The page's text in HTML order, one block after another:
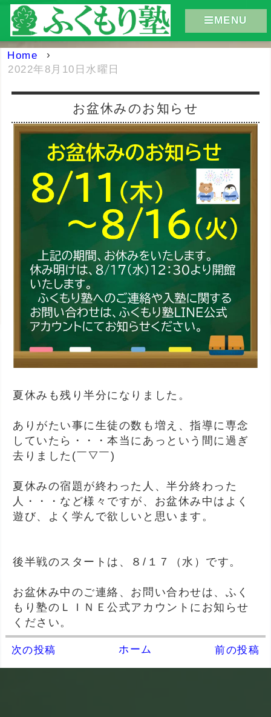
MENU
Home
›
2022年8月10日水曜日
お盆休みのお知らせ
夏休みも残り半分になりました。
ありがたい事に生徒の数も増え、指導に専念
していたら・・・本当にあっという間に過ぎ
去りました(￣▽￣)
夏休みの宿題が終わった人、半分終わった
人・・・など様々ですが、お盆休み中はよく
遊び、よく学んで欲しいと思います。
後半戦のスタートは、８/１７（水）です。
お盆休み中のご連絡、お問い合わせは、ふく
もり塾のＬＩＮＥ公式アカウントにお知らせ
ください。
次の投稿 前の投稿
ホーム